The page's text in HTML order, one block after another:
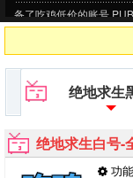
备了吃鸡低价的账号
绝地求生
绝地求生白号-
功